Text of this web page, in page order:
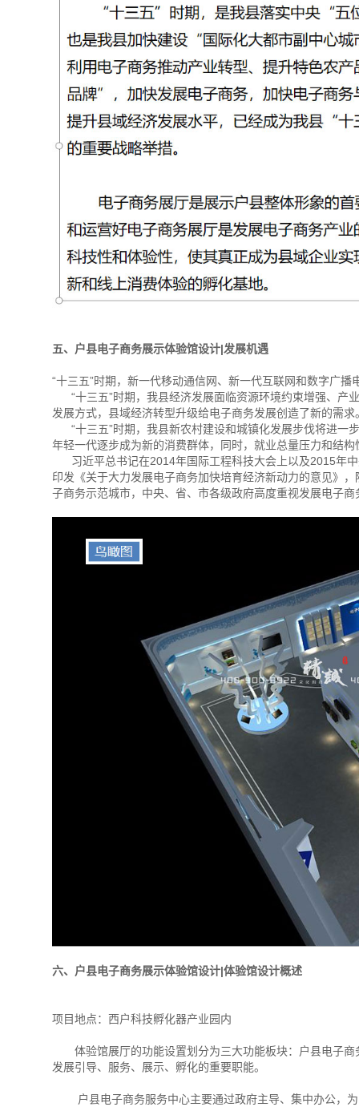
五、户县电子商务展示体验馆设计|发展机遇
“十三五”时期，新一代移动通信网、新一代互联网和数字广
“十三五”时期，我县经济发展面临资源环境约束增强、产
发展方式，县域经济转型升级给电子商务发展创造了新的需求
“十三五”时期，我县新农村建设和城镇化发展步伐将进一
年轻一代逐步成为新的消费群体，同时，就业总量压力和结
习近平总书记在2014年国际工程科技大会上以及2015年中
印发《关于大力发展电子商务加快培育经济新动力的意见》
子商务示范城市，中央、省、市各级政府高度重视发展电子
六、户县电子商务展示体验馆设计|体验馆设计概述
项目地点：西户科技孵化器产业园内
体验馆展厅的功能设置划分为三大功能板块：户县电子商
发展引导、服务、展示、孵化的重要职能。
户县电子商务服务中心主要通过政府主导、集中办公，为